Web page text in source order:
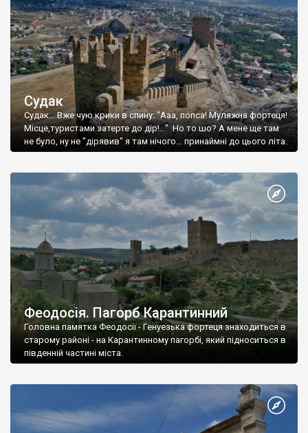
Судак
Судак... Вже чую крики в спину: "Ааа, попса! Муляжна фортеця!
Місце,туристами затерте до дір!..." Но то шо? А мене ще там
не було, ну не "дірявив" я там нічого... принаймні до цього літа.
Феодосія. Пагорб Карантинний
Головна памятка Феодосії - Генуезька фортеця знаходиться в
старому районі - на Карантинному пагорбі, який підноситься в
південній частині міста.